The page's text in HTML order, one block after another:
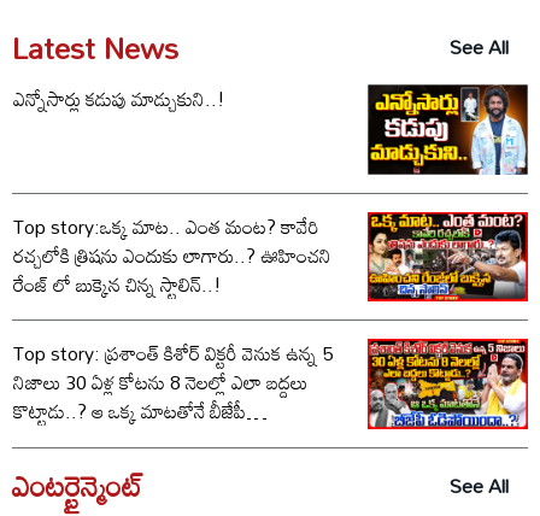
Latest News
See All
ఎన్నోసార్లు కడుపు మాడ్చుకుని..!
Top story:ఒక్క మాట.. ఎంత మంట? కావేరి
రచ్చలోకి త్రిషను ఎందుకు లాగారు..? ఊహించని
రేంజ్ లో బుక్కైన చిన్న స్టాలిన్..!
Top story: ప్రశాంత్ కిశోర్ విక్టరీ వెనుక ఉన్న 5
నిజాలు 30 ఏళ్ల కోటను 8 నెలల్లో ఎలా బద్దలు
కొట్టాడు..? ఆ ఒక్క మాటతోనే బీజేపీ
ఓడిపోయిందా..?
ఎంటర్టైన్మెంట్
See All